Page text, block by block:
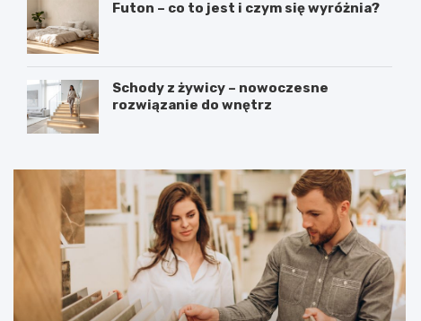
Futon – co to jest i czym się wyróżnia?
Schody z żywicy – nowoczesne
rozwiązanie do wnętrz